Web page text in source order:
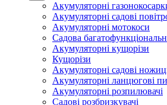
Акумуляторні
Акумуляторні садові
Акумуляторні мотокоси
Садова
Акумуляторні кущорізи
Кущорізи
Акумуляторні садові
Акумуляторні ланцюгові
Акумуляторні розпилювачі
Садові розбризкувачі